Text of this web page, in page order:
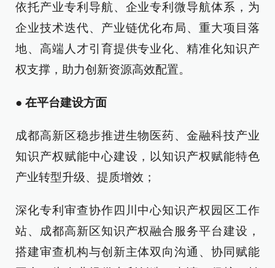
依托产业专利导航、企业专利微导航体系，为
企业技术迭代、产业链优化布局、重大项目落
地、高端人才引育提供专业化、精准化知识产
权支撑，助力创新资源高效配置。
● 在平台建设方面
成都高新区稳步推进生物医药、金融科技产业
知识产权赋能中心建设，以知识产权赋能特色
产业转型升级、提质增效；
深化专利审查协作四川中心知识产权园区工作
站、成都高新区知识产权融合服务平台建设，
搭建审查机构与创新主体双向沟通、协同赋能